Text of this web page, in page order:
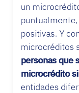
un
positivas. Y
microcréditos
personas que
microcrédito
entidades